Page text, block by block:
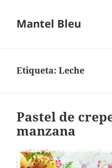
Mantel Bleu
Etiqueta:Leche
Pastel de
manzana